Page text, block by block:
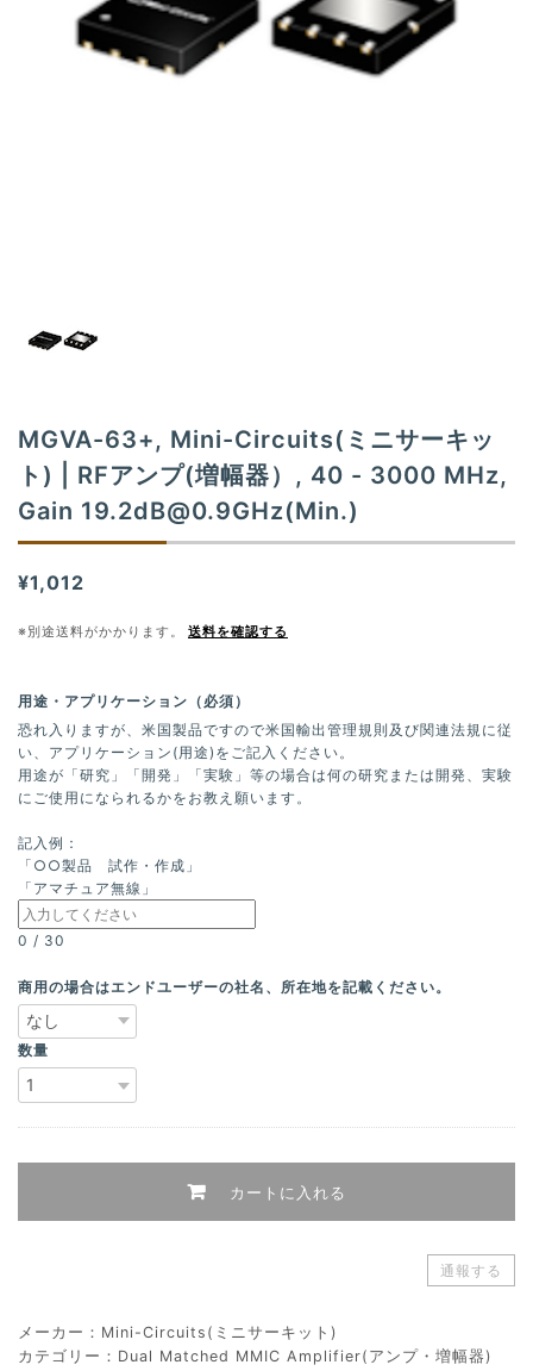
MGVA-63+, Mini-Circuits(ミニサーキッ
ト) | RFアンプ(増幅器）, 40 - 3000 MHz,
Gain 19.2dB@0.9GHz(Min.)
¥1,012
※別途送料がかかります。 送料を確認する
用途・アプリケーション（必須）
恐れ入りますが、米国製品ですので米国輸出管理規則及び関連法規に従
い、アプリケーション(用途)をご記入ください。
用途が「研究」「開発」「実験」等の場合は何の研究または開発、実験
にご使用になられるかをお教え願います。
記入例：
「○○製品 試作・作成」
「アマチュア無線」
0 / 30
商用の場合はエンドユーザーの社名、所在地を記載ください。
数量
カートに入れる
通報する
メーカー：Mini-Circuits(ミニサーキット)
カテゴリー：Dual Matched MMIC Amplifier(アンプ・増幅器)